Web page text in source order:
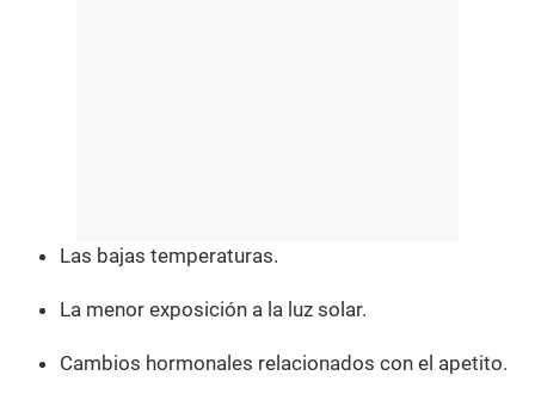
Las bajas temperaturas.
La menor exposición a la luz solar.
Cambios hormonales relacionados con el apetito.